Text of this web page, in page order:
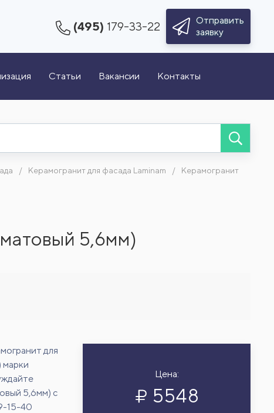
(495) 179-33-22
Отправить
заявку
Статьи Вакансии Контакты
Керамогранит для фасада Laminam
Керамогранит
5,6мм)
для
5,6мм) с
15-40
Цена:
5548